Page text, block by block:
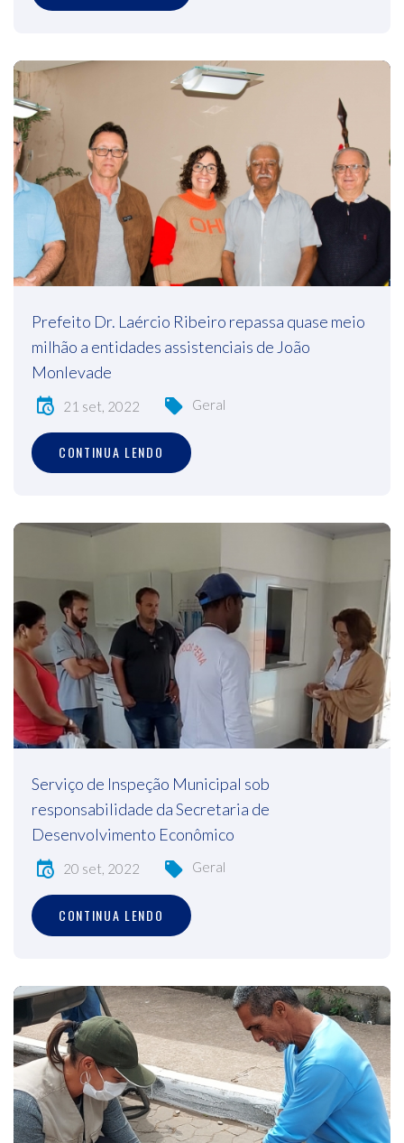
Prefeito Dr. Laércio Ribeiro repassa quase meio
milhão a entidades assistenciais de João
Monlevade
21 set, 2022 Geral
CONTINUA LENDO
Serviço de Inspeção Municipal sob
responsabilidade da Secretaria de
Desenvolvimento Econômico
20 set, 2022 Geral
CONTINUA LENDO